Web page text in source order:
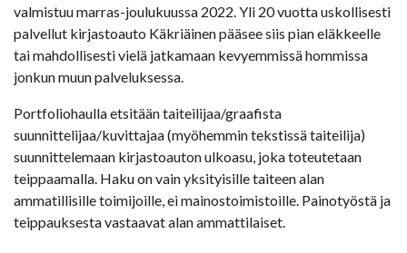
valmistuu marras-joulukuussa 2022. Yli 20 vuotta uskollisesti
palvellut kirjastoauto Käkriäinen pääsee siis pian eläkkeelle
tai mahdollisesti vielä jatkamaan kevyemmissä hommissa
jonkun muun palveluksessa.
Portfoliohaulla etsitään taiteilijaa/graafista
suunnittelijaa/kuvittajaa (myöhemmin tekstissä taiteilija)
suunnittelemaan kirjastoauton ulkoasu, joka toteutetaan
teippaamalla. Haku on vain yksityisille taiteen alan
ammatillisille toimijoille, ei mainostoimistoille. Painotyöstä ja
teippauksesta vastaavat alan ammattilaiset.